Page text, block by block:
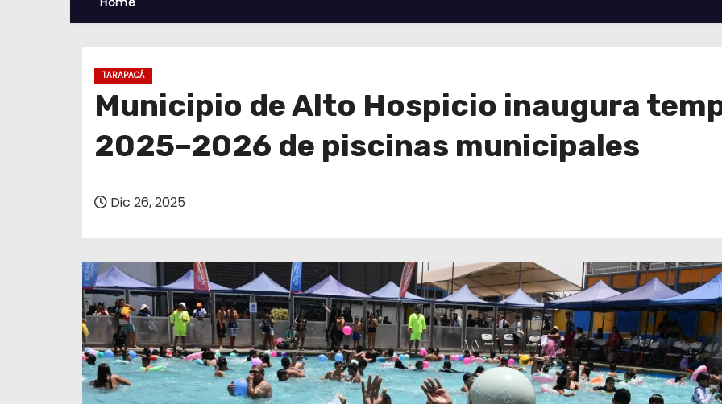
TARAPACÁ
Municipio de Alto Hospicio inaugura
2025–2026 de piscinas municipales
Dic 26, 2025